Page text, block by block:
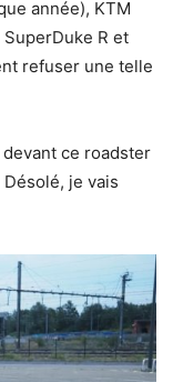
année), KTM
R et
refuser une telle
ce roadster
je vais